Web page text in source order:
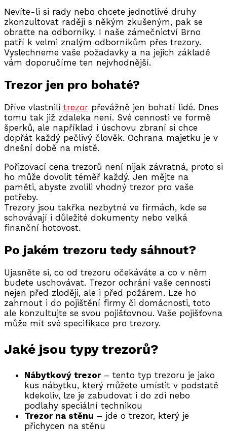
Nevíte-li si rady nebo chcete jednotlivé druhy
zkonzultovat raději s někým zkušeným, pak se
obraťte na odborníky. I naše zámečnictví Brno
patří k velmi znalým odborníkům přes trezory.
Vyslechneme vaše požadavky a na jejich základě
vám doporučíme ten nejvhodnější.
Trezor jen pro bohaté?
Dříve vlastnili trezor převážně jen bohatí lidé. Dnes
tomu tak již zdaleka není. Své cennosti ve formě
šperků, ale například i úschovu zbraní si chce
dopřát každý pečlivý člověk. Ochrana majetku je v
dnešní době na místě.
Pořizovací cena trezorů není nijak závratná, proto si
ho může dovolit téměř každý. Jen mějte na
paměti, abyste zvolili vhodný trezor pro vaše
potřeby.
Trezory jsou takřka nezbytné ve firmách, kde se
schovávají i důležité dokumenty nebo velká
finanční hotovost.
Po jakém trezoru tedy sáhnout?
Ujasněte si, co od trezoru očekáváte a co v něm
budete uschovávat. Trezor ochrání vaše cennosti
nejen před zloději, ale i před požárem. Lze ho
zahrnout i do pojištění firmy či domácnosti, toto
ale konzultujte se svou pojišťovnou. Vaše pojišťovna
může mít své specifikace pro trezory.
Jaké jsou typy trezorů?
Nábytkový trezor– tento typ trezoru je jako
kus nábytku, který můžete umístit v podstatě
kdekoliv, lze je zabudovat i do zdi nebo
podlahy speciální technikou
Trezor na stěnu – jde o trezor, který je
přichycen na stěnu